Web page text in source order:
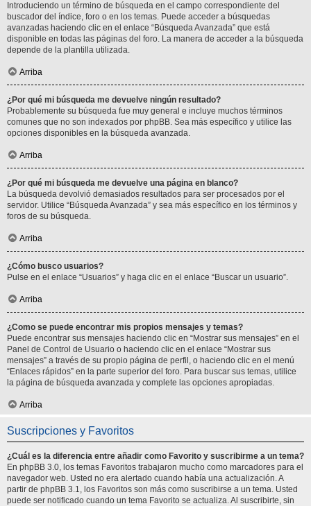
Introduciendo un término de búsqueda en el campo correspondiente del
buscador del índice, foro o en los temas. Puede acceder a búsquedas
avanzadas haciendo clic en el enlace “Búsqueda Avanzada” que está
disponible en todas las páginas del foro. La manera de acceder a la búsqueda
depende de la plantilla utilizada.
Arriba
¿Por qué mi búsqueda me devuelve ningún resultado?
Probablemente su búsqueda fue muy general e incluye muchos términos
comunes que no son indexados por phpBB. Sea más específico y utilice las
opciones disponibles en la búsqueda avanzada.
Arriba
¿Por qué mi búsqueda me devuelve una página en blanco?
La búsqueda devolvió demasiados resultados para ser procesados por el
servidor. Utilice “Búsqueda Avanzada” y sea más específico en los términos y
foros de su búsqueda.
Arriba
¿Cómo busco usuarios?
Pulse en el enlace “Usuarios” y haga clic en el enlace “Buscar un usuario”.
Arriba
¿Como se puede encontrar mis propios mensajes y temas?
Puede encontrar sus mensajes haciendo clic en “Mostrar sus mensajes” en el
Panel de Control de Usuario o haciendo clic en el enlace “Mostrar sus
mensajes” a través de su propio página de perfil, o haciendo clic en el menú
“Enlaces rápidos” en la parte superior del foro. Para buscar sus temas, utilice
la página de búsqueda avanzada y complete las opciones apropiadas.
Arriba
Suscripciones y Favoritos
¿Cuál es la diferencia entre añadir como Favorito y suscribirme a un tema?
En phpBB 3.0, los temas Favoritos trabajaron mucho como marcadores para el
navegador web. Usted no era alertado cuando había una actualización. A
partir de phpBB 3.1, los Favoritos son más como suscribirse a un tema. Usted
puede ser notificado cuando un tema Favorito se actualiza. Al suscribirte, sin